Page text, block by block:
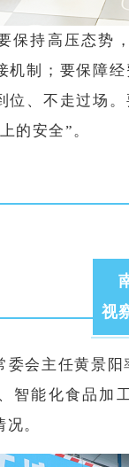
保持高压态势
机制；要保障
位、不走过场
的安全”。
视
委会主任黄景
智能化食品加
。